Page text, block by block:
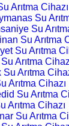
Arıtma Cihazı
Su
Su
Su Arıtma
Su Arıtma
Arıtma
Arıtma
Arıtma Cihazı
Su Arıtma
Arıtma Cihazı
Su Arıtma